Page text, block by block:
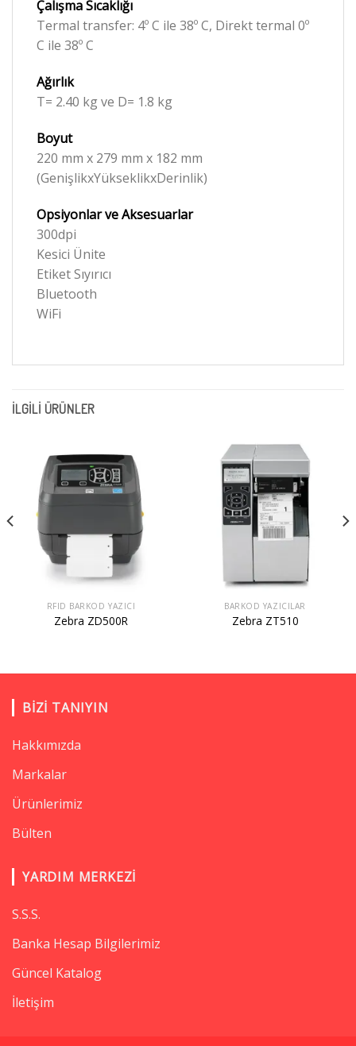
Çalışma Sıcaklığı
Termal transfer: 4º C ile 38º C, Direkt termal 0º
C ile 38º C
Ağırlık
T= 2.40 kg ve D= 1.8 kg
Boyut
220 mm x 279 mm x 182 mm
(GenişlikxYükseklikxDerinlik)
Opsiyonlar ve Aksesuarlar
300dpi
Kesici Ünite
Etiket Sıyırıcı
Bluetooth
WiFi
İLGILI ÜRÜNLER
RFID BARKOD YAZICI
Zebra ZD500R
BARKOD YAZICILAR
Zebra ZT510
BIZI TANIYIN
Hakkımızda
Markalar
Ürünlerimiz
Bülten
YARDIM MERKEZI
S.S.S.
Banka Hesap Bilgilerimiz
Güncel Katalog
İletişim